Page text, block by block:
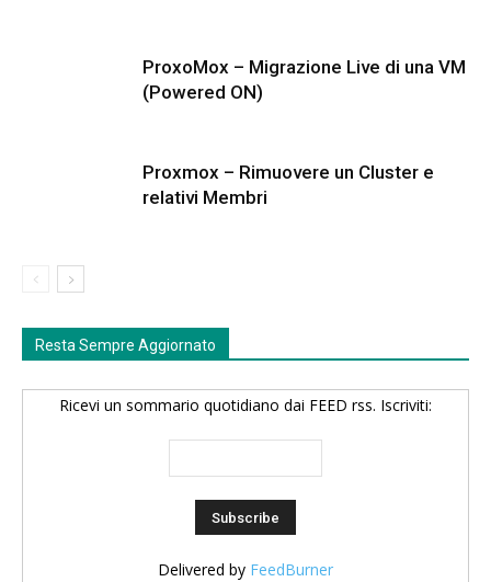
ProxoMox – Migrazione Live di una VM
(Powered ON)
Proxmox – Rimuovere un Cluster e
relativi Membri
Resta Sempre Aggiornato
Ricevi un sommario quotidiano dai FEED rss. Iscriviti:
Delivered by FeedBurner